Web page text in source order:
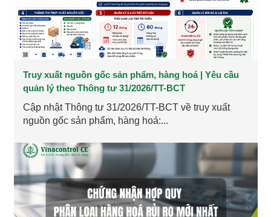
Truy xuất nguồn gốc sản phẩm, hàng hoá | Yêu cầu
quản lý theo Thông tư 31/2026/TT-BCT
Cập nhật Thông tư 31/2026/TT-BCT về truy xuất
nguồn gốc sản phẩm, hàng hoá:...